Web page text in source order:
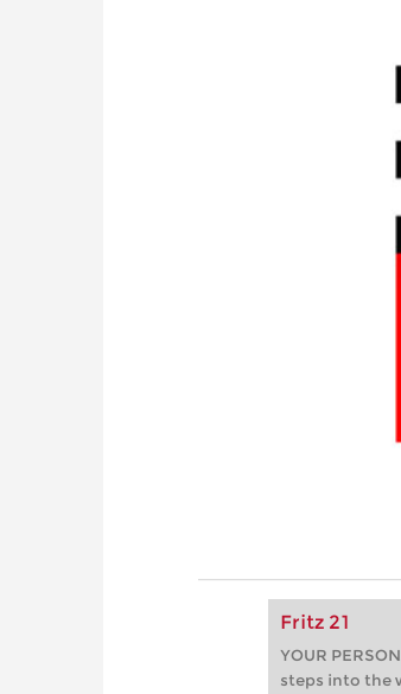
Fritz 21
YOUR
steps into the